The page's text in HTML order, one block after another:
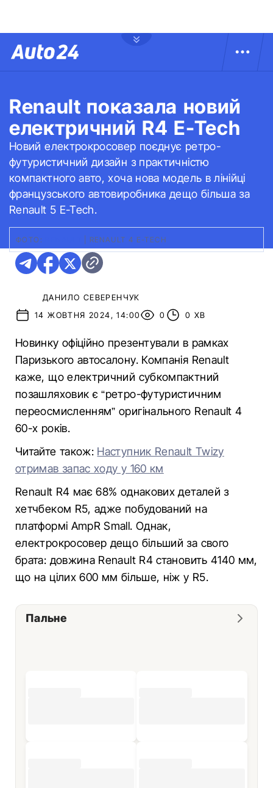
Renault показала новий
електричний R4 E-Tech
Новий електрокросовер поєднує ретро-
футуристичний дизайн з практичністю
компактного авто, хоча нова модель в лінійці
французського автовиробника дещо більша за
Renault 5 E-Tech.
ФОТО: RENAULT 4 E-TECH
ДАНИЛО СЕВЕРЕНЧУК
14 ЖОВТНЯ 2024, 14:00
0 0 ХВ
Новинку офіційно презентували в рамках
Паризького автосалону. Компанія Renault
каже, що електричний субкомпактний
позашляховик є “ретро-футуристичним
переосмисленням” оригінального Renault 4
60-х років.
Читайте також: Наступник Renault Twizy
отримав запас ходу у 160 км
Renault R4 має 68% однакових деталей з
хетчбеком R5, адже побудований на
платформі AmpR Small. Однак,
електрокросовер дещо більший за свого
брата: довжина Renault R4 становить 4140 мм,
що на цілих 600 мм більше, ніж у R5.
Пальне